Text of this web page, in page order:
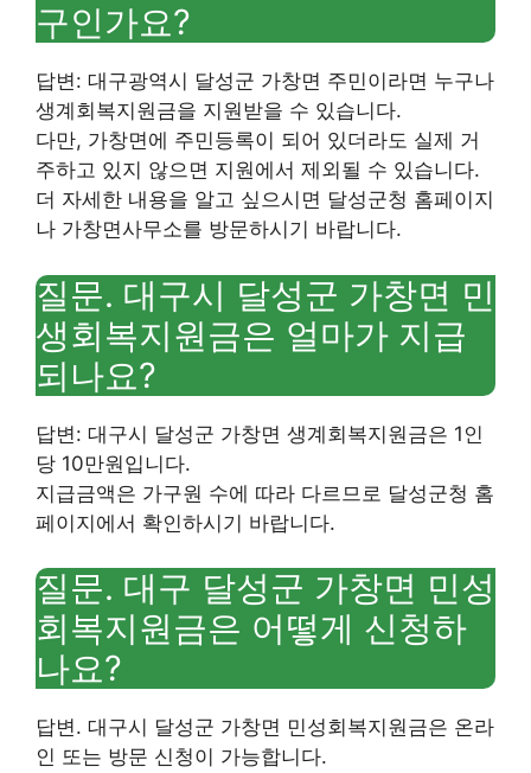
구인가요?
답변: 대구광역시 달성군 가창면 주민이라면 누구나
생계회복지원금을 지원받을 수 있습니다.
다만, 가창면에 주민등록이 되어 있더라도 실제 거
주하고 있지 않으면 지원에서 제외될 수 있습니다.
더 자세한 내용을 알고 싶으시면 달성군청 홈페이지
나 가창면사무소를 방문하시기 바랍니다.
질문. 대구시 달성군 가창면 민
생회복지원금은 얼마가 지급
되나요?
답변: 대구시 달성군 가창면 생계회복지원금은 1인
당 10만원입니다.
지급금액은 가구원 수에 따라 다르므로 달성군청 홈
페이지에서 확인하시기 바랍니다.
질문. 대구 달성군 가창면 민성
회복지원금은 어떻게 신청하
나요?
답변. 대구시 달성군 가창면 민성회복지원금은 온라
인 또는 방문 신청이 가능합니다.